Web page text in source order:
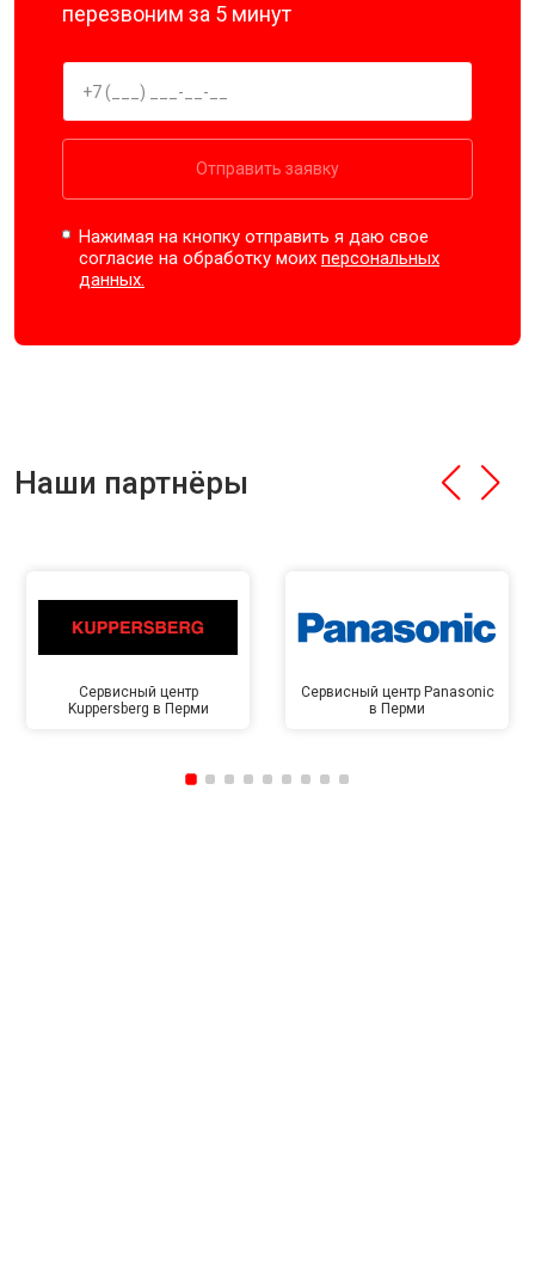
перезвоним за 5 минут
Отправить заявку
Нажимая на кнопку отправить я даю свое
согласие на обработку моихперсональных
данных.
Наши партнёры
Сервисный центр
Kuppersberg в Перми
Сервисный центр Panasonic
в Перми